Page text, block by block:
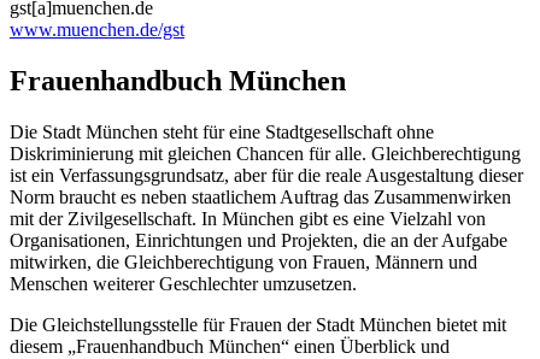
gst[a]muenchen.de
www.muenchen.de/gst
Frauenhandbuch München
Die Stadt München steht für eine Stadtgesellschaft ohne
Diskriminierung mit gleichen Chancen für alle. Gleichberechtigung
ist ein Verfassungsgrundsatz, aber für die reale Ausgestaltung dieser
Norm braucht es neben staatlichem Auftrag das Zusammenwirken
mit der Zivilgesellschaft. In München gibt es eine Vielzahl von
Organisationen, Einrichtungen und Projekten, die an der Aufgabe
mitwirken, die Gleichberechtigung von Frauen, Männern und
Menschen weiterer Geschlechter umzusetzen.
Die Gleichstellungsstelle für Frauen der Stadt München bietet mit
diesem „Frauenhandbuch München“ einen Überblick und